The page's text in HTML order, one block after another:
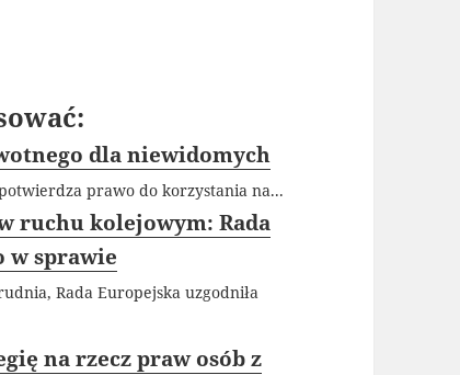
dla niewidomych
prawo do korzystania na...
ruchu kolejowym: Rada
w sprawie
Rada Europejska uzgodniła
na rzecz praw osób z